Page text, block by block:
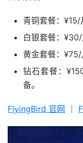
青铜套餐：¥15/
白银套餐：
黄金套餐：¥75/
钻石套餐：
备。
FlyingBird 官网